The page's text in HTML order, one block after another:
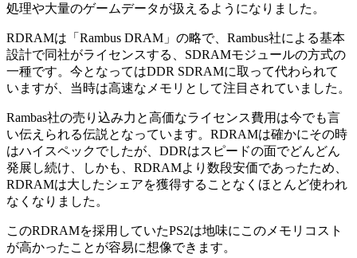
処理や大量のゲームデータが扱えるようになりました。
RDRAMは「Rambus DRAM」の略で、Rambus社による基本
設計で同社がライセンスする、SDRAMモジュールの方式の
一種です。今となってはDDR SDRAMに取って代わられて
いますが、当時は高速なメモリとして注目されていました。
Rambas社の売り込み力と高価なライセンス費用は今でも言
い伝えられる伝説となっています。RDRAMは確かにその時
はハイスペックでしたが、DDRはスピードの面でどんどん
発展し続け、しかも、RDRAMより数段安価であったため、
RDRAMは大したシェアを獲得することなくほとんど使われ
なくなりました。
このRDRAMを採用していたPS2は地味にこのメモリコスト
が高かったことが容易に想像できます。